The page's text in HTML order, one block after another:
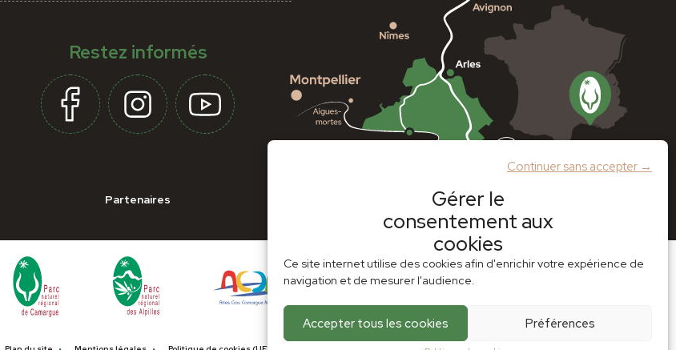
Gérer le
consentement aux
cookies
Ce site internet utilise des cookies afin d'enrichir votre expérience de
navigation et de mesurer l'audience.
Accepter tous les cookies
Continuer sans accepter →
Préférences
Restez informés
Partenaires